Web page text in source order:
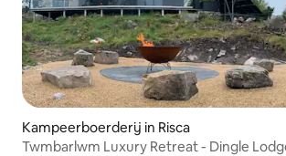
Kampeerboerderij in Risca
Twmbarlwm Luxury Retreat - Dingle